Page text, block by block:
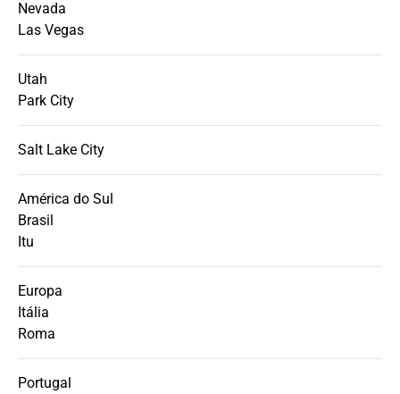
Nevada
Las Vegas
Utah
Park City
Salt Lake City
América do Sul
Brasil
Itu
Europa
Itália
Roma
Portugal